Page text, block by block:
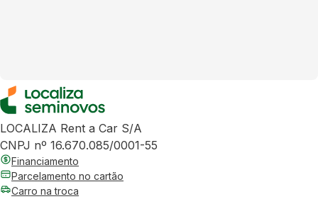
LOCALIZA Rent a Car S/A
CNPJ nº 16.670.085/0001-55
Financiamento
Parcelamento no cartão
Carro na troca